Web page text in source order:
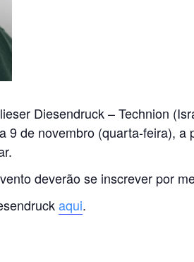
Diesendruck – Technion
9 de novembro (quarta-feira),
deverão se inscrever por
aqui.